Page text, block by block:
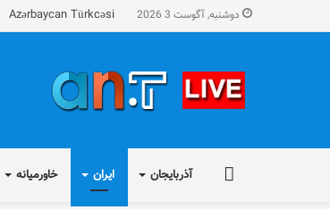
دوشنبه, آگوست 3 2026 Azərbaycan Türkcəsi
آذربایجان ایران خاورمیانه